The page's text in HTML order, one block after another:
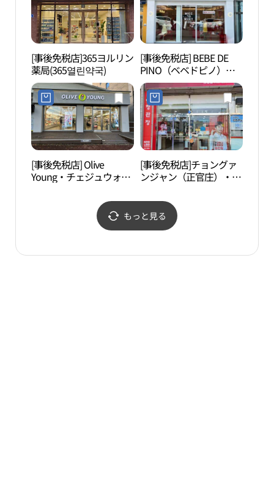
[事後免税店]365ヨルリン
薬局(365열린약국)
[事後免税店] BEBE DE
PINO（ベベドピノ）・
チェジュノヒョン（済州
老衡）店(베베드피노 제
주노형점)
[事後免税店] Olive
Young・チェジュウォル
(올리브영 제주월랑로점)
[事後免税店]チョングァ
ンジャン（正官庄）・ノ
장 노형점)
もっと見る